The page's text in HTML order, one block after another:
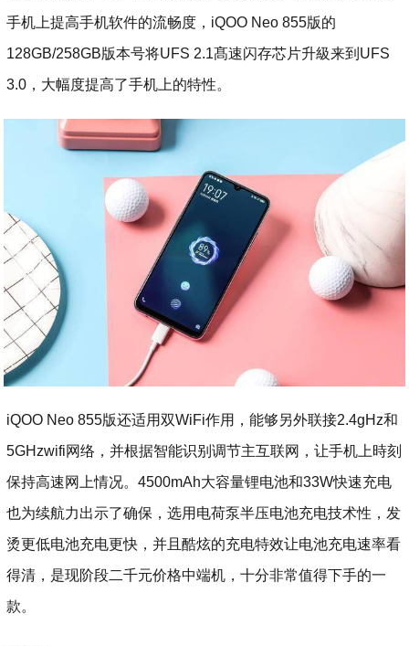
手机上提高手机软件的流畅度，iQOO Neo 855版的
128GB/258GB版本号将UFS 2.1髙速闪存芯片升級来到UFS
3.0，大幅度提高了手机上的特性。
iQOO Neo 855版还适用双WiFi作用，能够另外联接2.4gHz和
5GHzwifi网络，并根据智能识别调节主互联网，让手机上時刻
保持高速网上情况。4500mAh大容量锂电池和33W快速充电
也为续航力出示了确保，选用电荷泵半压电池充电技术性，发
烫更低电池充电更快，并且酷炫的充电特效让电池充电速率看
得清，是现阶段二千元价格中端机，十分非常值得下手的一
款。